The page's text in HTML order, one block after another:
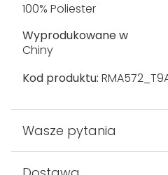
100% Poliester
Wyprodukowane w
Chiny
Kod produktu:
Wasze pytania